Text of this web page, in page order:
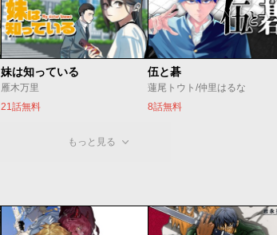
妹は知っている
雁木万里
21話無料
伍と碁
蓮尾トウト/仲里はるな
8話無料
もっと見る